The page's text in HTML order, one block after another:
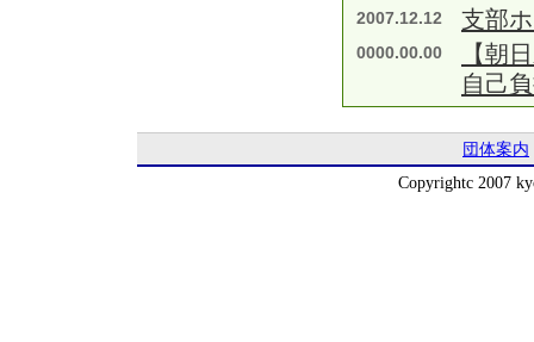
2007.12.12 支部
0000.00.00
【朝
自己
団体案内
Copyrightc 2007